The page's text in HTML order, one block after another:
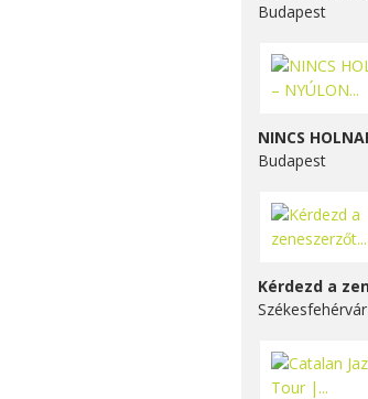
Budapest
Budapest
Székesfehérvár